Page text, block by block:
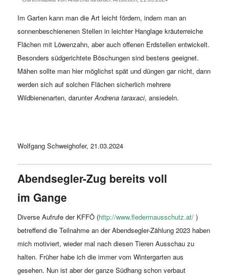
Im Garten kann man die Art leicht fördern, indem man an
sonnenbeschienenen Stellen in leichter Hanglage kräuterreiche
Flächen mit Löwenzahn, aber auch offenen Erdstellen entwickelt.
Besonders südgerichtete Böschungen sind bestens geeignet.
Mähen sollte man hier möglichst spät und düngen gar nicht, dann
werden sich auf solchen Flächen sicherlich mehrere
Wildbienenarten, darunterAndrena taraxaci, ansiedeln.
Wolfgang Schweighofer, 21.03.2024
Abendsegler-Zug bereits voll
im Gange
Diverse Aufrufe der KFFÖ (http://www.fledermausschutz.at/ )
betreffend die Teilnahme an der Abendsegler-Zählung 2023 haben
mich motiviert, wieder mal nach diesen Tieren Ausschau zu
halten. Früher habe ich die immer vom Wintergarten aus
gesehen. Nun ist aber der ganze Südhang schon verbaut